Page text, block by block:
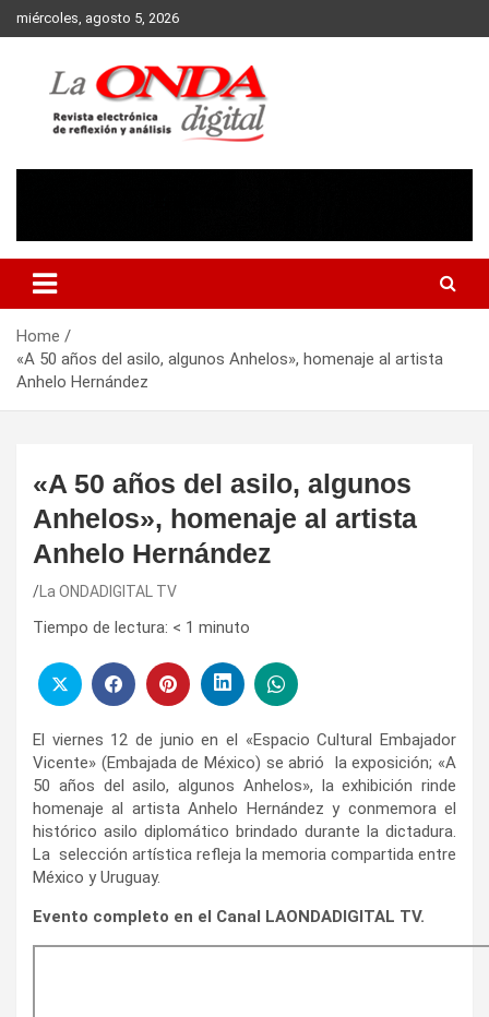
to
miércoles, agosto 5, 2026
Home
«A 50 años del asilo, algunos Anhelos», homenaje al artista
Anhelo Hernández
«A 50 años del asilo, algunos
Anhelos», homenaje al artista
Anhelo Hernández
La ONDADIGITAL TV
Tiempo de lectura: < 1 minuto
El viernes 12 de junio en el «Espacio Cultural Embajador
Vicente» (Embajada de México) se abrió la exposición; «A
50 años del asilo, algunos Anhelos», la exhibición rinde
homenaje al artista Anhelo Hernández y conmemora el
histórico asilo diplomático brindado durante la dictadura.
La selección artística refleja la memoria compartida entre
México y Uruguay.
Evento completo en el Canal LAONDADIGITAL TV.